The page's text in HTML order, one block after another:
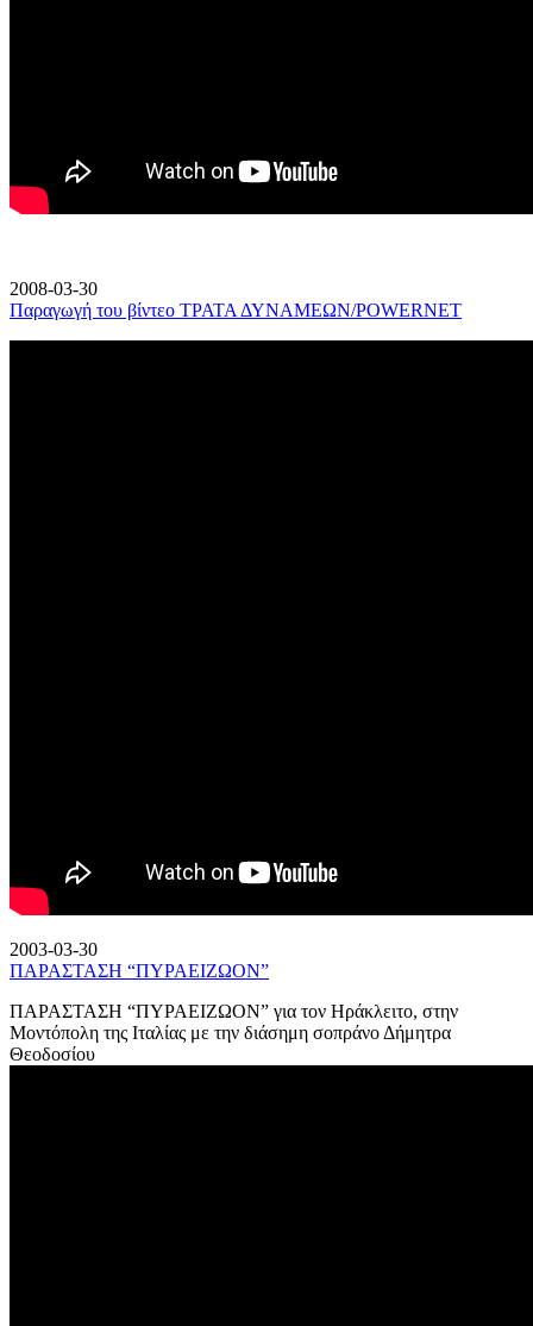
2008-03-30
Παραγωγή του βίντεο ΤΡΑΤΑ ΔΥΝΑΜΕΩΝ/POWERNET
2003-03-30
ΠΑΡΑΣΤΑΣΗ “ΠΥΡΑΕΙΖΩΟΝ”
ΠΑΡΑΣΤΑΣΗ “ΠΥΡΑΕΙΖΩΟΝ” για τον Ηράκλειτο, στην
Μοντόπολη της Ιταλίας με την διάσημη σοπράνο Δήμητρα
Θεοδοσίου